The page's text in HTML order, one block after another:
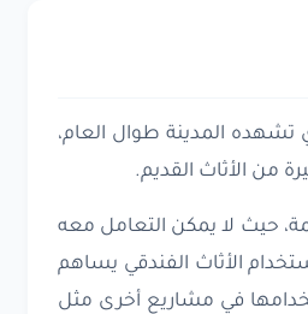
تشهده المدينة طوال العام،
من الأثاث القديم.
حيث لا يمكن التعامل معه
الأثاث الفندقي يساهم
في مشاريع أخرى مثل